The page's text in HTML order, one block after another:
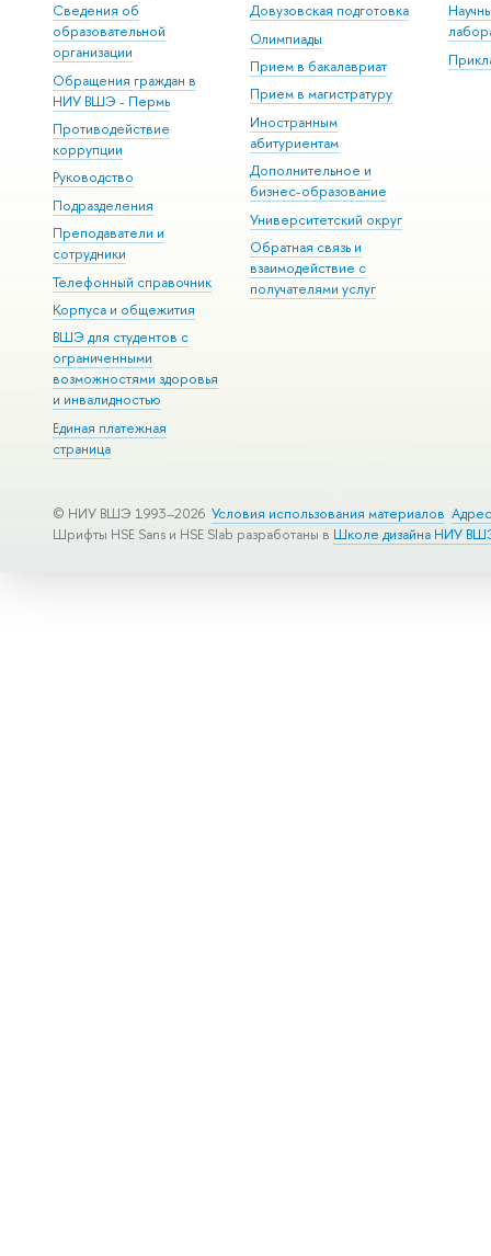
Сведения об
образовательной
организации
Обращения граждан в
НИУ ВШЭ - Пермь
Противодействие
коррупции
Руководство
Подразделения
Преподаватели и
сотрудники
Телефонный справочник
Корпуса и общежития
ВШЭ для студентов с
ограниченными
возможностями здоровья
и инвалидностью
Единая платежная
страница
Довузовская подготовка
Олимпиады
Прием в бакалавриат
Прием в магистратуру
Иностранным
абитуриентам
Дополнительное и
бизнес-образование
Университетский округ
Обратная связь и
взаимодействие с
получателями услуг
© НИУ ВШЭ 1993–2026 Условия использования материалов
Шрифты HSE Sans и HSE Slab разработаны в Школе дизайна НИУ